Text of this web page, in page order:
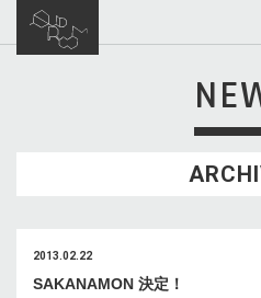
2013.02.22
SAKANAMON 決定！